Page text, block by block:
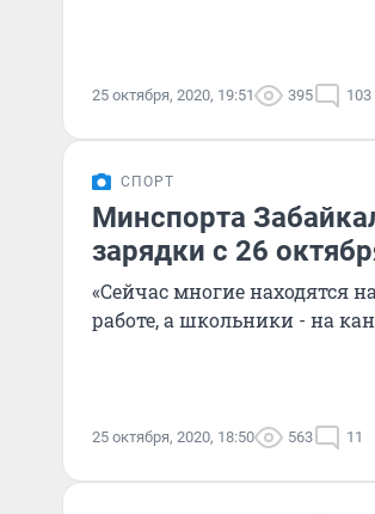
25 октября, 2020, 19:51 395 103
СПОРТ
Минспорта
зарядки с 26
«Сейчас многие находятся
работе, а школьники - на
25 октября, 2020, 18:50 563 11